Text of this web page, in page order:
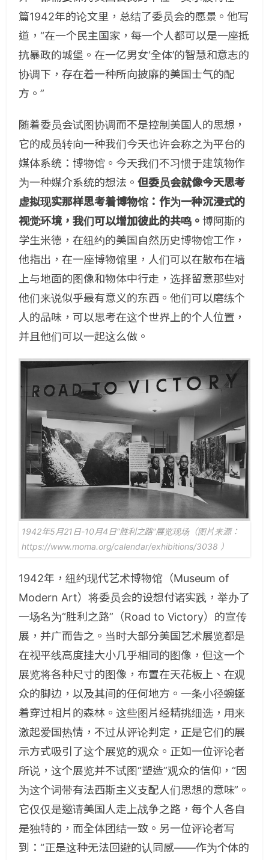
篇1942年的论文里，总结了委员会的愿景。他写
道，“在一个民主国家，每一个人都可以是一座抵
抗暴政的城堡。在一亿男女‘全体’的智慧和意志的
协调下，存在着一种所向披靡的美国士气的配
方。”
随着委员会试图协调而不是控制美国人的思想，
它的成员转向一种我们今天也许会称之为平台的
媒体系统：博物馆。今天我们不习惯于建筑物作
为一种媒介系统的想法。 但委员会就像今天思考
虚拟现实那样思考着博物馆：作为一种沉浸式的
视觉环境，我们可以增加彼此的共鸣。 博阿斯的
学生米德，在纽约的美国自然历史博物馆工作，
他指出，在一座博物馆里，人们可以在散布在墙
上与地面的图像和物体中行走，选择留意那些对
他们来说似乎最有意义的东西。他们可以磨练个
人的品味，可以思考在这个世界上的个人位置，
并且他们可以一起这么做。
1942年5月21日-10月4日“胜利之路”展览现场（图片来源：
https://www.moma.org/calendar/exhibitions/3038 ）
1942年，纽约现代艺术博物馆（Museum of
Modern Art）将委员会的设想付诸实践，举办了
一场名为“胜利之路”（Road to Victory）的宣传
展，并广而告之。当时大部分美国艺术展览都是
在视平线高度挂大小几乎相同的图像，但这一个
展览将各种尺寸的图像，布置在天花板上、在观
众的脚边，以及其间的任何地方。一条小径蜿蜒
着穿过相片的森林。这些图片经精挑细选，用来
激起爱国热情，不过从评论判定，正是它们的展
示方式吸引了这个展览的观众。正如一位评论者
所说，这个展览并不试图“塑造”观众的信仰，“因
为这个词带有法西斯主义支配人们思想的意味”。
它仅仅是邀请美国人走上战争之路，每个人各自
是独特的，而全体团结一致。另一位评论者写
到：“正是这种无法回避的认同感——作为个体的